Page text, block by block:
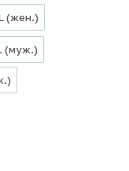
(жен.)
(муж.)